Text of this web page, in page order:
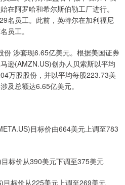
在阿罗哈和希尔斯伯勒工厂进行。
名员工。此前，英特尔在加利福尼
员工。
份 涉套现6.65亿美元。根据美国证券
逊(AMZN.US)创办人贝索斯以平均
万股股份，并以平均每股223.73美
及总额达6.65亿美元。
目标价由664美元上调至783
标价从390美元下调至375美元
标价从225美元上调至269美元